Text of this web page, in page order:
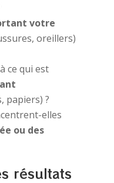
votre
oreillers)
ce qui est
papiers) ?
elles
ou des
résultats